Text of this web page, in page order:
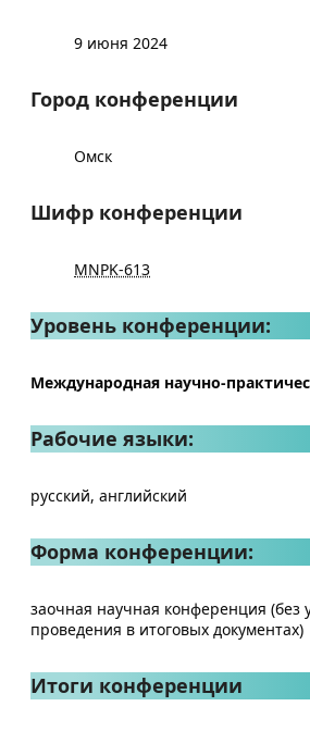
9 июня 2024
Город конференции
Омск
Шифр конференции
MNPK-613
Уровень конференции:
Международная научно-
Рабочие языки:
русский, английский
Форма конференции:
заочная научная конференция (без
проведения в итоговых документах)
Итоги конференции